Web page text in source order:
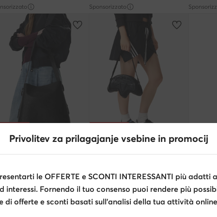
extra -15% Codice: SUMMER
Raw
attuale
€
regolare57,99 €-20%
Sponsorizzato
extra -15% Codice: SUMMER
adidas
Prezzo attuale
44,99€
Prezzo regolare 49,99 € -10%
Prezzo più basso49,99 €
extra
adidas
79,99€
Privolitev za prilagajanje vsebine in promocij
le OFFERTE e SCONTI INTERESSANTI più adatti
interessi. Fornendo il tuo consenso puoi rendere più
di offerte e sconti basati sull’analisi della tua attività